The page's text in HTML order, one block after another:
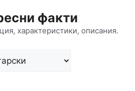
факти
характеристики, описания.